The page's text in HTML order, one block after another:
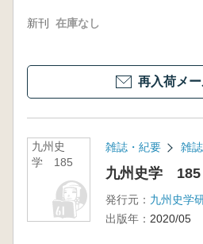
新刊 在庫なし
再入荷メ
九州史
学 185
雑誌・紀要 雑誌
九州史学 185
発行元： 九州史学
出版年： 2020/05